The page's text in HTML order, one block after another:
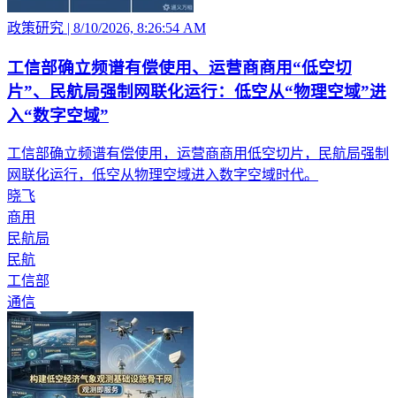
政策研究 | 8/10/2026, 8:26:54 AM
工信部确立频谱有偿使用、运营商商用“低空切
片”、民航局强制网联化运行：低空从“物理空域”进
入“数字空域”
工信部确立频谱有偿使用，运营商商用低空切片，民航局强制
网联化运行，低空从物理空域进入数字空域时代。
晓飞
商用
民航局
民航
工信部
通信